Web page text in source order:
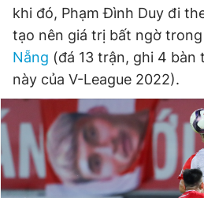
khi đó, Phạm Đình Duy đi
tạo nên giá trị bất ngờ
Nẵng (đá 13 trận, ghi 4 bàn
này của V-League 2022).